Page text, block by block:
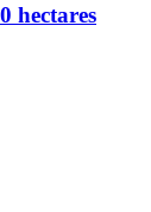
hectares